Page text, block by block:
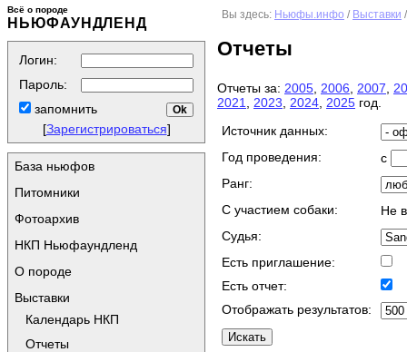
Всё о породе
НЬЮФАУНДЛЕНД
Логин:
Пароль:
запомнить
[Зарегистрироваться]
База ньюфов
Питомники
Фотоархив
НКП Ньюфаундленд
О породе
Выставки
Календарь НКП
Отчеты
Вы здесь: Ньюфы.инфо / Выставки
Отчеты
Отчеты за: 2005 2006 2007
2021
2023 2024 2025 год.
Источник данных:
Год проведения:
с
Ранг:
C участием собаки:
Не
Судья:
Есть приглашение:
Есть отчет:
Отображать результатов: